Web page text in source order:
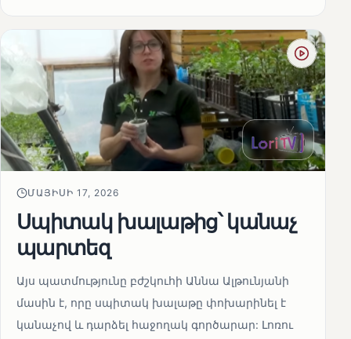
ՄԱՅԻՍԻ 17, 2026
Սպիտակ խալաթից՝ կանաչ
պարտեզ
Այս պատմությունը բժշկուհի Աննա Ալթունյանի
մասին է, որը սպիտակ խալաթը փոխարինել է
կանաչով և դարձել հաջողակ գործարար: Լոռու